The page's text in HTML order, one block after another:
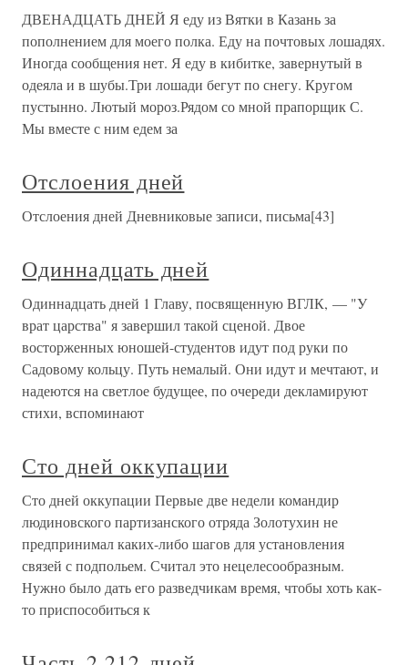
ДВЕНАДЦАТЬ ДНЕЙ Я еду из Вятки в Казань за
пополнением для моего полка. Еду на почтовых лошадях.
Иногда сообщения нет. Я еду в кибитке, завернутый в
одеяла и в шубы.Три лошади бегут по снегу. Кругом
пустынно. Лютый мороз.Рядом со мной прапорщик С.
Мы вместе с ним едем за
Отслоения дней
Отслоения дней Дневниковые записи, письма[43]
Одиннадцать дней
Одиннадцать дней 1 Главу, посвященную ВГЛК, — "У
врат царства" я завершил такой сценой. Двое
восторженных юношей-студентов идут под руки по
Садовому кольцу. Путь немалый. Они идут и мечтают, и
надеются на светлое будущее, по очереди декламируют
стихи, вспоминают
Сто дней оккупации
Сто дней оккупации Первые две недели командир
людиновского партизанского отряда Золотухин не
предпринимал каких-либо шагов для установления
связей с подпольем. Считал это нецелесообразным.
Нужно было дать его разведчикам время, чтобы хоть как-
то приспособиться к